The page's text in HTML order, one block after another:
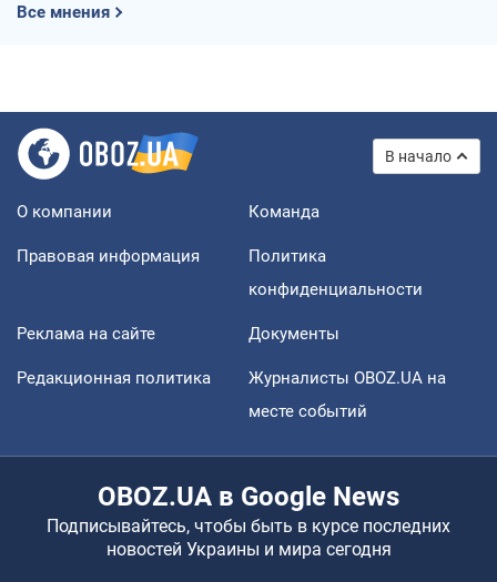
Все мнения
В начало
О компании Команда
Правовая информация
Политика
конфиденциальности
Реклама на сайте Документы
Редакционная политика
Журналисты OBOZ.UA на
месте событий
OBOZ.UA в Google News
Подписывайтесь, чтобы быть в курсе последних
новостей Украины и мира сегодня